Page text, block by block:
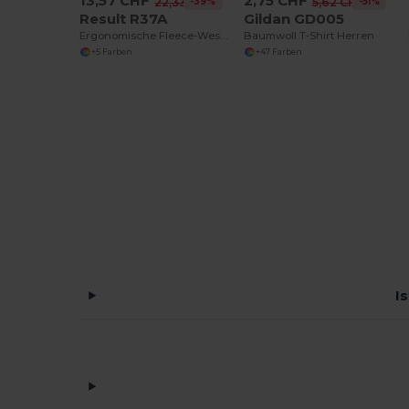
Result R37A
+5 Farben
Gildan GD005
Baumwoll T-Shirt Herren
+47 Farben